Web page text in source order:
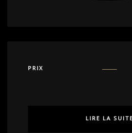
PRIX
LIRE LA SUITE